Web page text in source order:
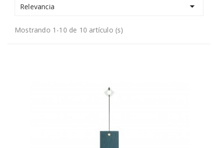
Relevancia 
Mostrando 1-10 de 10 artículo (s)